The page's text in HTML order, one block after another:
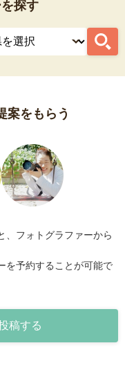
探す
案をもらう
、フォトグラファーから
を予約することが可能で
稿する